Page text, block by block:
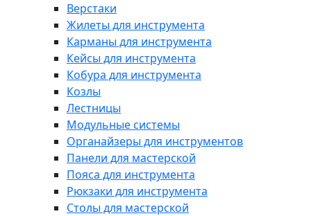
Верстаки
Жилеты для инструмента
Карманы для инструмента
Кейсы для инструмента
Кобура для инструмента
Козлы
Лестницы
Модульные системы
Органайзеры для инструментов
Панели для мастерской
Пояса для инструмента
Рюкзаки для инструмента
Столы для мастерской